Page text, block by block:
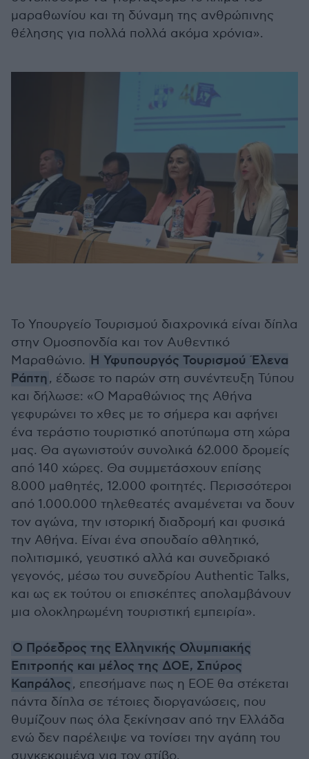
μαραθωνίου και τη δύναμη της ανθρώπινης
θέλησης για πολλά πολλά ακόμα χρόνια».
Το Υπουργείο Τουρισμού διαχρονικά είναι δίπλα
στην Ομοσπονδία και τον Αυθεντικό
Μαραθώνιο. Η Υφυπουργός Τουρισμού Έλενα
Ράπτη, έδωσε το παρών στη συνέντευξη Τύπου
και δήλωσε: «Ο Μαραθώνιος της Αθήνα
γεφυρώνει το χθες με το σήμερα και αφήνει
ένα τεράστιο τουριστικό αποτύπωμα στη χώρα
μας. Θα αγωνιστούν συνολικά 62.000 δρομείς
από 140 χώρες. Θα συμμετάσχουν επίσης
8.000 μαθητές, 12.000 φοιτητές. Περισσότεροι
από 1.000.000 τηλεθεατές αναμένεται να δουν
τον αγώνα, την ιστορική διαδρομή και φυσικά
την Αθήνα. Είναι ένα σπουδαίο αθλητικό,
πολιτισμικό, γευστικό αλλά και συνεδριακό
γεγονός, μέσω του συνεδρίου Authentic Talks,
και ως εκ τούτου οι επισκέπτες απολαμβάνουν
μια ολοκληρωμένη τουριστική εμπειρία».
Ο Πρόεδρος της Ελληνικής Ολυμπιακής
Επιτροπής και μέλος της ΔΟΕ, Σπύρος
Καπράλος, επεσήμανε πως η ΕΟΕ θα στέκεται
πάντα δίπλα σε τέτοιες διοργανώσεις, που
θυμίζουν πως όλα ξεκίνησαν από την Ελλάδα
ενώ δεν παρέλειψε να τονίσει την αγάπη του
συγκεκριμένα για τον στίβο.